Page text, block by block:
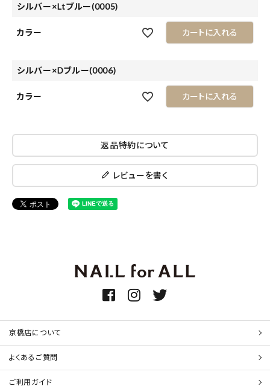
シルバー×Ltブルー(0005)
カラー カートに入れる
シルバー×Dブルー(0006)
カラー カートに入れる
返品特約について
レビューを書く
京橋店について
よくあるご質問
ご利用ガイド